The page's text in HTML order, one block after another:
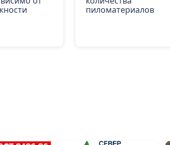
пиломатериалов